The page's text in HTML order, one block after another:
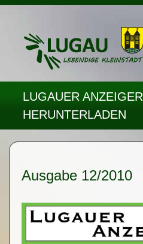
LUGAUER ANZEIGER
HERUNTERLADEN
Ausgabe 12/2010